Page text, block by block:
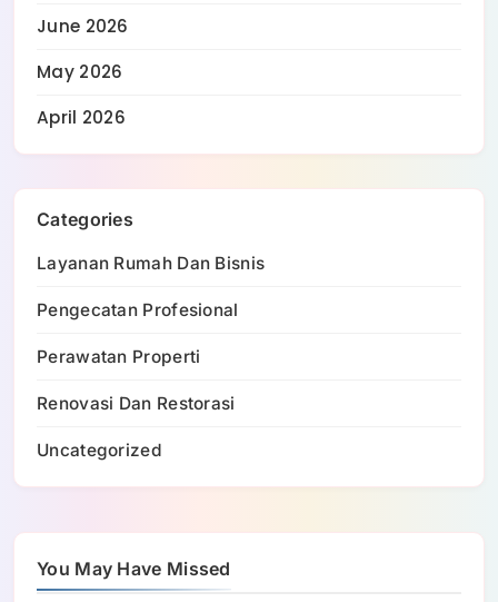
June 2026
May 2026
April 2026
Categories
Layanan Rumah Dan Bisnis
Pengecatan Profesional
Perawatan Properti
Renovasi Dan Restorasi
Uncategorized
You May Have Missed